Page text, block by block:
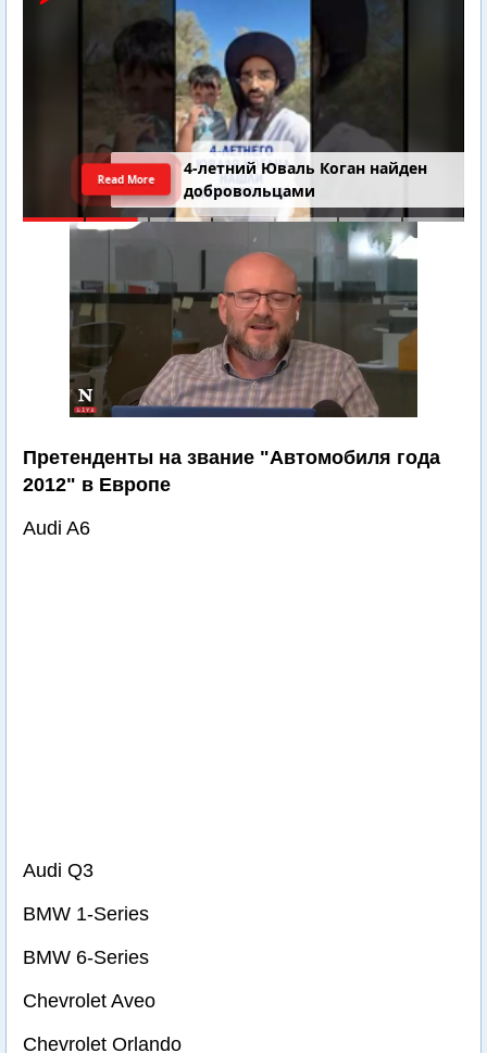
4-летний Юваль Коган найден
добровольцами
Read More
Претенденты на звание "Автомобиля года
2012" в Европе
Audi A6
Audi Q3
BMW 1-Series
BMW 6-Series
Chevrolet Aveo
Chevrolet Orlando